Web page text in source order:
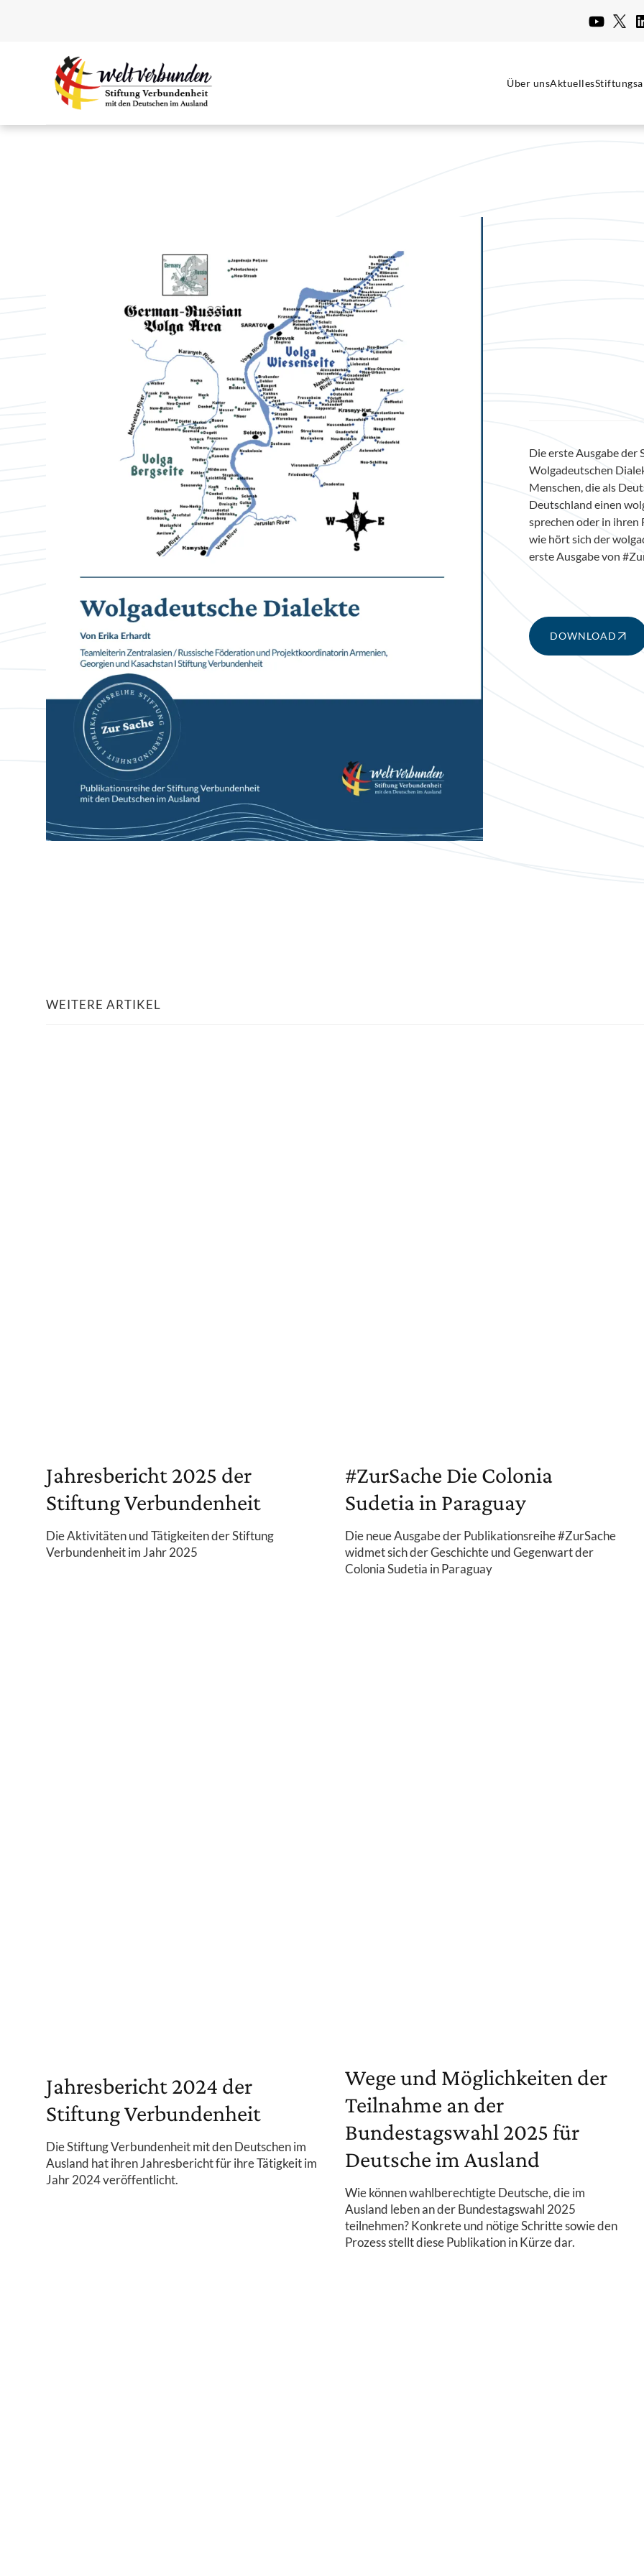
Über unsAktuelles
Die erste Ausgabe der
Wolgadeutschen
Menschen, die als
Deutschland einen
sprechen oder in ihren
wie hört sich der
erste Ausgabe von
DOWNLOAD
WEITERE ARTIKEL
Jahresbericht 2025 der
Stiftung Verbundenheit
Die Aktivitäten und Tätigkeiten der Stiftung
Verbundenheit im Jahr 2025
#ZurSache Die Colonia
Sudetia in Paraguay
Die neue Ausgabe der Publikationsreihe #ZurSache
widmet sich der Geschichte und Gegenwart der
Colonia Sudetia in Paraguay
Jahresbericht 2024 der
Stiftung Verbundenheit
Die Stiftung Verbundenheit mit den Deutschen im
Ausland hat ihren Jahresbericht für ihre Tätigkeit im
Jahr 2024 veröffentlicht.
Wege und Möglichkeiten der
Teilnahme an der
Bundestagswahl 2025 für
Deutsche im Ausland
Wie können wahlberechtigte Deutsche, die im
Ausland leben an der Bundestagswahl 2025
teilnehmen? Konkrete und nötige Schritte sowie den
Prozess stellt diese Publikation in Kürze dar.